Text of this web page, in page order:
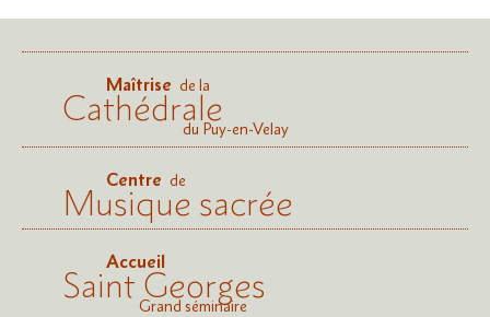
Maîtrise de la
Cathédraledu Puy-en-Velay
Centre de
Musique sacrée
Accueil
Saint Georges
Grand séminaire